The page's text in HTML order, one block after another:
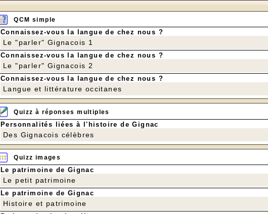
QCM simple
Connaissez-vous la langue de chez nous ?
Le "parler" Gignacois 1
Connaissez-vous la langue de chez nous ?
Le "parler" Gignacois 2
Connaissez-vous la langue de chez nous ?
Langue et littérature occitanes
Quizz à réponses multiples
Personnalités liées à l'histoire de Gignac
Des Gignacois célèbres
Quizz images
Le patrimoine de Gignac
Le petit patrimoine
Le patrimoine de Gignac
Histoire et patrimoine